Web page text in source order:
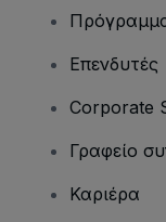
Επενδυτές
Corporate
Γραφείο
Καριέρα